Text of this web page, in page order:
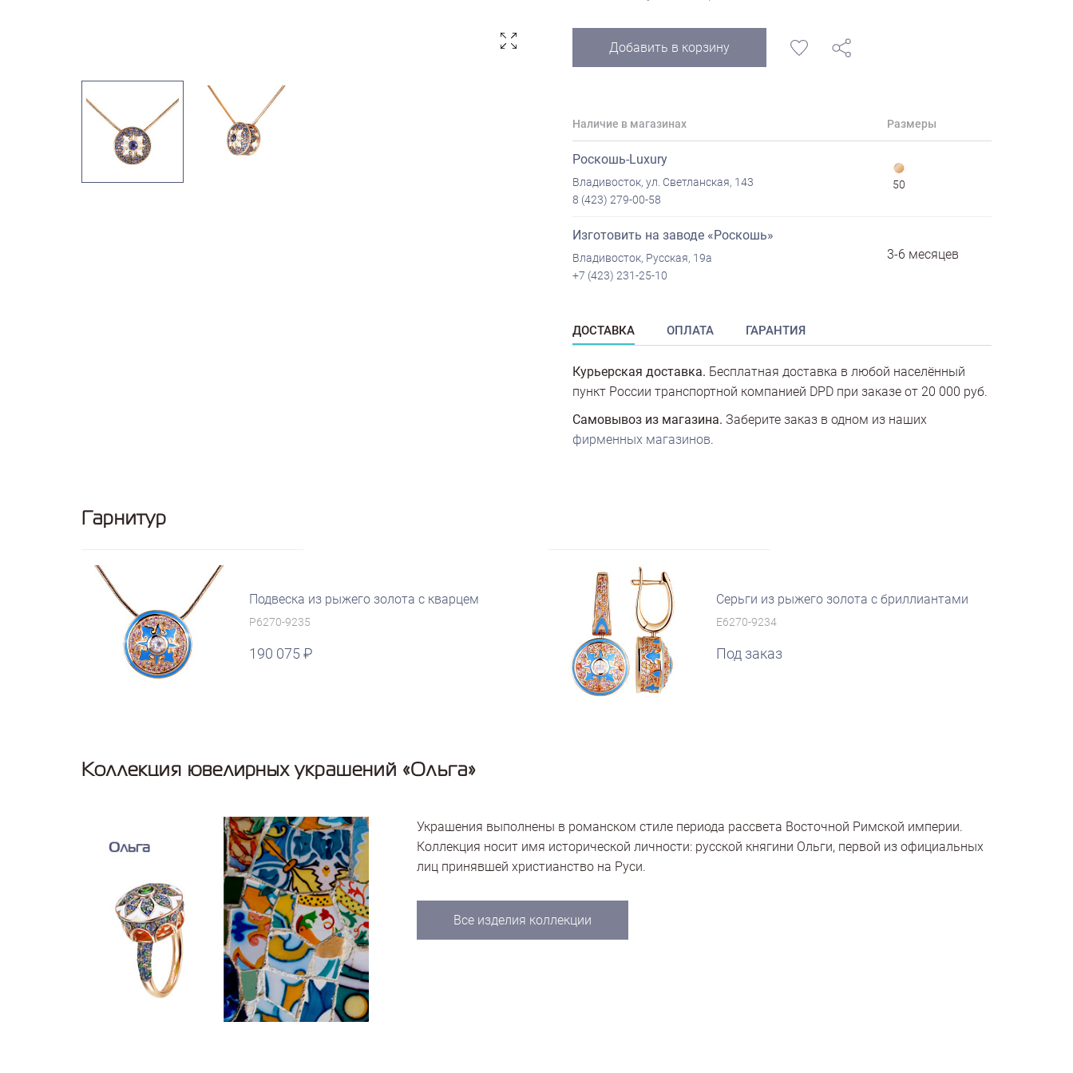
Добавить в корзину
Наличие в магазинах Размеры
Роскошь-Luxury
Владивосток, ул. Светланская, 143
8 (423) 279-00-58
50
Изготовить на заводе «Роскошь»
Владивосток, Русская, 19а
+7 (423) 231-25-10
3-6 месяцев
ДОСТАВКА ОПЛАТА ГАРАНТИЯ
Курьерская доставка. Бесплатная доставка в любой населённый
пункт России транспортной компанией DPD при заказе от 20 000 руб.
Самовывоз из магазина. Заберите заказ в одном из наших
фирменных магазинов.
Гарнитур
Подвеска из рыжего золота с кварцем
P6270-9235
190 075
Серьги из рыжего золота с бриллиантами
E6270-9234
Под заказ
Коллекция ювелирных украшений «Ольга»
Украшения выполнены в романском стиле периода рассвета Восточной Римской империи.
Коллекция носит имя исторической личности: русской княгини Ольги, первой из официальных
лиц принявшей христианство на Руси.
Все изделия коллекции